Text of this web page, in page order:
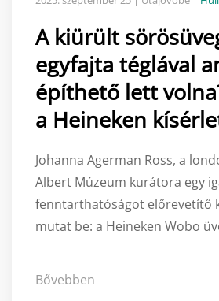
A kiürült
egyfajta téglával
építhető lett
a Heineken
Johanna Agerman Ross, a
Albert Múzeum kurátora egy
fenntarthatóságot előrevetítő
mutat be: a Heineken Wobo
Bővebben